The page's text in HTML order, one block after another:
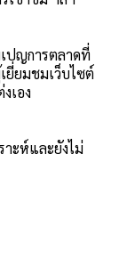
ปญการตลาดที่
ยี่ยมชมเว็บไซต์
เอง
าะห์และยังไม่